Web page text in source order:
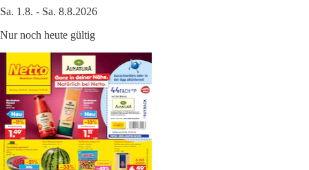
Sa. 1.8. - Sa. 8.8.2026
Nur noch heute gültig